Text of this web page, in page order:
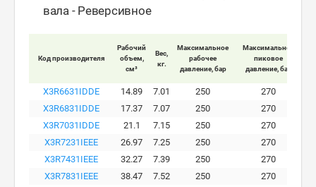
вала - Реверсивное
Код производителя
Рабочий
объем,
см³
Вес,
кг.
Максимальное
рабочее
давление, бар
Максимальное
пиковое
давление, бар
X3R6631IDDE 14.89 7.01 250
270
X3R6831IDDE
17.37 7.07 250
270
X3R7031IDDE
21.1 7.15 250
270
X3R7231IEEE
26.97 7.25 250
270
X3R7431IEEE
32.27 7.39 250
270
X3R7831IEEE
38.47 7.52 250
270